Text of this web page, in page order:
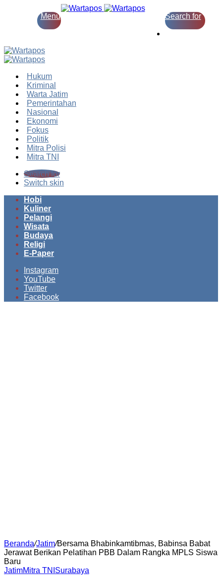
Menu Search for
Hukum
Kriminal
Warta Jatim
Pemerintahan
Nasional
Ekonomi
Fokus
Politik
Mitra Polisi
Mitra TNI
Search for
Switch skin
Hobi
Kuliner
Pelangi
Wisata
Budaya
Religi
E-Paper
Instagram
YouTube
Twitter
Facebook
Beranda/Jatim/Bersama Bhabinkamtibmas, Babinsa Babat
Jerawat Berikan Pelatihan PBB Dalam Rangka MPLS Siswa
Baru
JatimMitra TNI Surabaya